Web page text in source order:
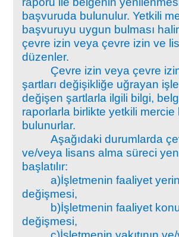
başvuruda bulunulur. Yetkili
başvuruyu uygun bulması
çevre izin veya çevre izin ve
düzenler.
Çevre izin veya çevre
şartları değişikliğe uğrayan
değişen şartlarla ilgili bilgi,
raporlarla birlikte yetkili mercie
bulunurlar.
Aşağıdaki durumlarda
ve/veya lisans alma süreci
başlatılır:
a)İşletmenin faaliyet
değişmesi,
b)İşletmenin faaliyet
değişmesi,